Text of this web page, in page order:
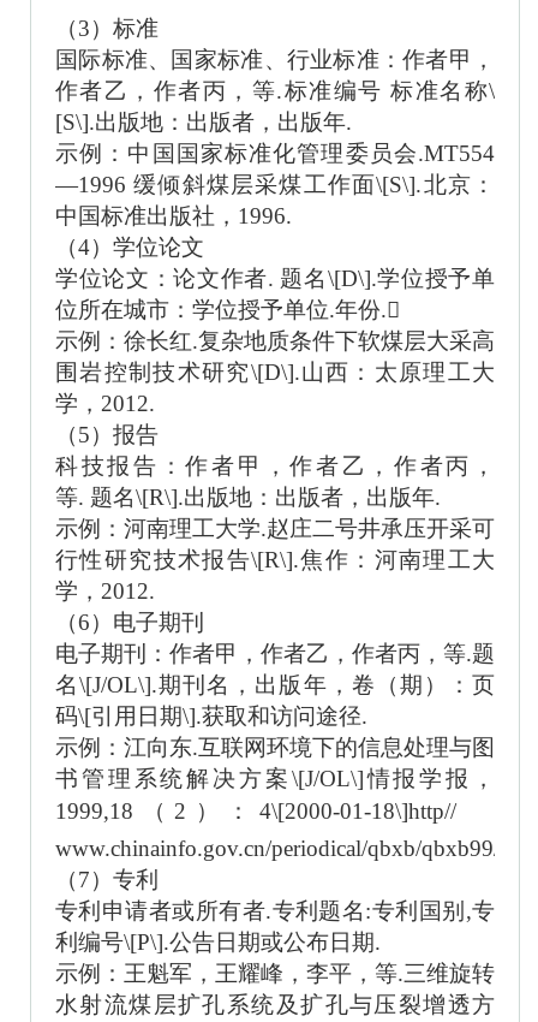
（3）标准
国际标准、国家标准、行业标准：作者甲，
作者乙，作者丙，等.标准编号 标准名称\
[S\].出版地：出版者，出版年.
示例：中国国家标准化管理委员会.MT554
—1996 缓倾斜煤层采煤工作面\[S\].北京：
中国标准出版社，1996.
（4）学位论文
学位论文：论文作者. 题名\[D\].学位授予单
位所在城市：学位授予单位.年份.
示例：徐长红.复杂地质条件下软煤层大采高
围岩控制技术研究\[D\].山西：太原理工大
学，2012.
（5）报告
科技报告：作者甲，作者乙，作者丙，
等. 题名\[R\].出版地：出版者，出版年.
示例：河南理工大学.赵庄二号井承压开采可
行性研究技术报告\[R\].焦作：河南理工大
学，2012.
（6）电子期刊
电子期刊：作者甲，作者乙，作者丙，等.题
名\[J/OL\].期刊名，出版年，卷（期）：页
码\[引用日期\].获取和访问途径.
示例：江向东.互联网环境下的信息处理与图
书管理系统解决方案\[J/OL\]情报学报，
1999,18（2）：4\[2000-01-18\]http//
www.chinainfo.gov.cn/periodical/qbxb/qbxb99/
（7）专利
专利申请者或所有者.专利题名:专利国别,专
利编号\[P\].公告日期或公布日期.
示例：王魁军，王耀峰，李平，等.三维旋转
水射流煤层扩孔系统及扩孔与压裂增透方